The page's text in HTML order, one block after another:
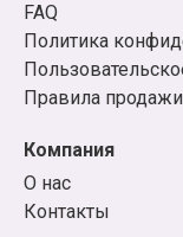
FAQ
Политика
Правила продажи
Компания
О нас
Контакты